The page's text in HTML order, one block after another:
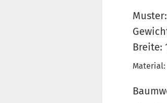
Breite:
Material: